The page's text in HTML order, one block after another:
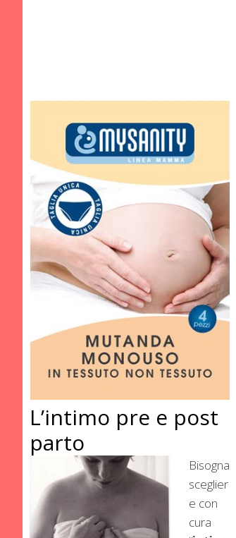
L’intimo pre e post
parto
Bisogna
sceglier
e con
cura